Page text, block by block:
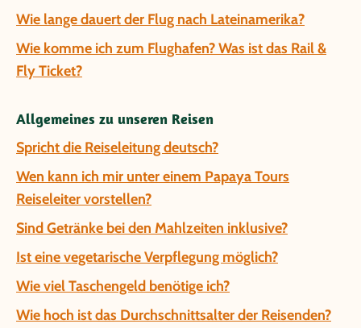
Wie lange dauert der Flug nach Lateinamerika?
Wie komme ich zum Flughafen? Was ist das Rail &
Fly Ticket?
Allgemeines zu unseren Reisen
Spricht die Reiseleitung deutsch?
Wen kann ich mir unter einem Papaya Tours
Reiseleiter vorstellen?
Sind Getränke bei den Mahlzeiten inklusive?
Ist eine vegetarische Verpflegung möglich?
Wie viel Taschengeld benötige ich?
Wie hoch ist das Durchschnittsalter der Reisenden?